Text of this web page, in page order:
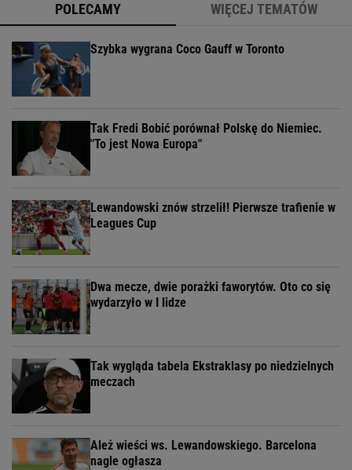
POLECAMY WIĘCEJ TEMATÓW
Szybka wygrana Coco Gauff w Toronto
Tak Fredi Bobić porównał Polskę do Niemiec.
"To jest Nowa Europa"
Lewandowski znów strzelił! Pierwsze trafienie w
Leagues Cup
Dwa mecze, dwie porażki faworytów. Oto co się
wydarzyło w I lidze
Tak wygląda tabela Ekstraklasy po niedzielnych
meczach
Ależ wieści ws. Lewandowskiego. Barcelona
nagle ogłasza